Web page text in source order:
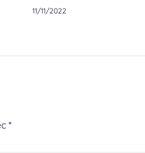
11/11/2022
*